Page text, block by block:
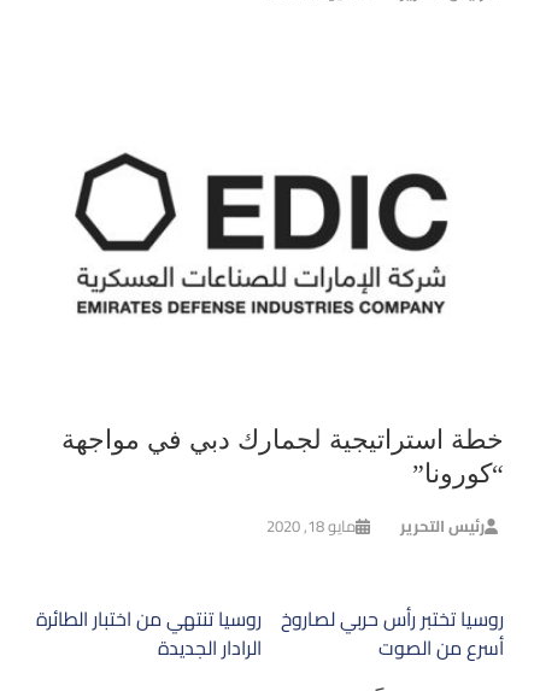
خطة استراتيجية لجمارك دبي في مواجهة
“كورونا”
رئيس التحرير مايو 18, 2020
تصفّح
المقالات
روسيا تنتهي من اختبار الطائرة
الرادار الجديدة
روسيا تختبر رأس حربي لصاروخ
أسرع من الصوت